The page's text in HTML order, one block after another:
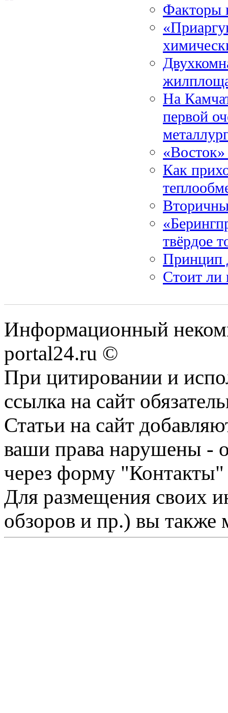
Факторы
На
первой
«Восток»
Как
твёрдое
Принцип
Стоит ли
Информационный
portal24.ru ©
При цитировании и
ссылка на сайт
Статьи на сайт
ваши права нарушены -
через форму "Контакты"
Для размещения своих
обзоров и пр.) вы также